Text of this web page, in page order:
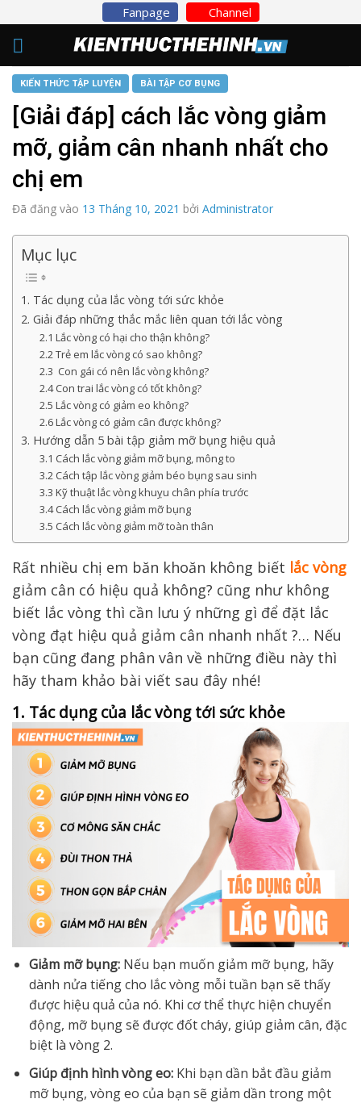
to
content
Fanpage Channel
KIẾN THỨC TẬP LUYỆN BÀI TẬP CƠ BỤNG
[Giải đáp] cách lắc vòng giảm
mỡ, giảm cân nhanh nhất cho
chị em
Đã đăng vào 13 Tháng 10, 2021 bởi Administrator
Mục lục
1. Tác dụng của lắc vòng tới sức khỏe
2. Giải đáp những thắc mắc liên quan tới lắc vòng
2.1 Lắc vòng có hại cho thận không?
2.2 Trẻ em lắc vòng có sao không?
2.3 Con gái có nên lắc vòng không?
2.4 Con trai lắc vòng có tốt không?
2.5 Lắc vòng có giảm eo không?
2.6 Lắc vòng có giảm cân được không?
3. Hướng dẫn 5 bài tập giảm mỡ bụng hiệu quả
3.1 Cách lắc vòng giảm mỡ bụng, mông to
3.2 Cách tập lắc vòng giảm béo bụng sau sinh
3.3 Kỹ thuật lắc vòng khuỵu chân phía trước
3.4 Cách lắc vòng giảm mỡ bụng
3.5 Cách lắc vòng giảm mỡ toàn thân
Rất nhiều chị em băn khoăn không biết lắc vòng
giảm cân có hiệu quả không? cũng như không
biết lắc vòng thì cần lưu ý những gì để đặt lắc
vòng đạt hiệu quả giảm cân nhanh nhất ?… Nếu
bạn cũng đang phân vân về những điều này thì
hãy tham khảo bài viết sau đây nhé!
1. Tác dụng của lắc vòng tới sức khỏe
Giảm mỡ bụng: Nếu bạn muốn giảm mỡ bụng, hãy
dành nửa tiếng cho lắc vòng mỗi tuần bạn sẽ thấy
được hiệu quả của nó. Khi cơ thể thực hiện chuyển
động, mỡ bụng sẽ được đốt cháy, giúp giảm cân, đặc
biệt là vòng 2.
Giúp định hình vòng eo: Khi bạn dần bắt đầu giảm
mỡ bụng, vòng eo của bạn sẽ giảm dần trong một